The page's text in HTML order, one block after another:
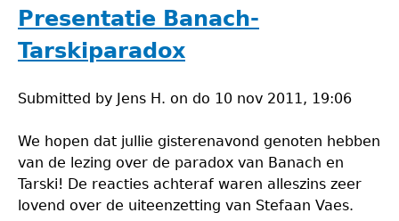
Wiskunde
Presentatie Banach-
Tarskiparadox
Submitted by Jens H. on do 10 nov 2011, 19:06
We hopen dat jullie gisterenavond genoten hebben
van de lezing over de paradox van Banach en
Tarski! De reacties achteraf waren alleszins zeer
lovend over de uiteenzetting van Stefaan Vaes.